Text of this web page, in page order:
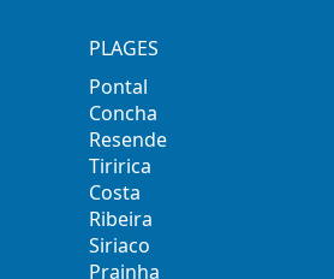
PLAGES
Pontal
Concha
Resende
Tiririca
Costa
Ribeira
Siriaco
Prainha